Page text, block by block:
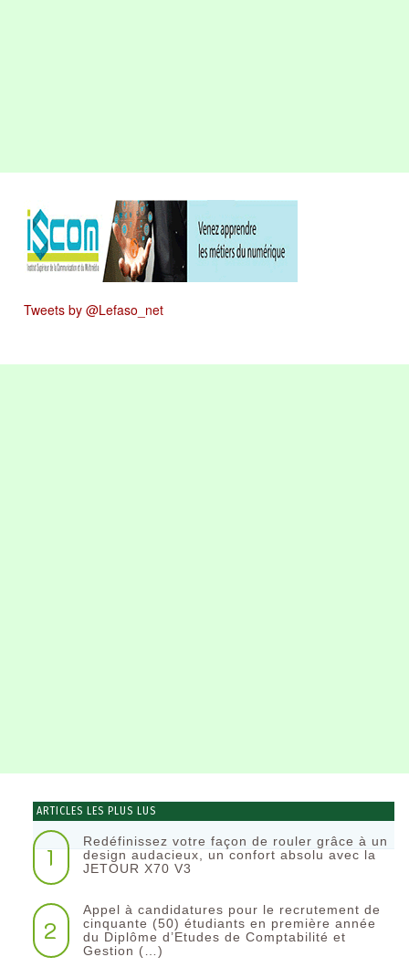
Tweets by @Lefaso_net
ARTICLES LES PLUS LUS
1
Redéfinissez votre façon de rouler grâce à un
design audacieux, un confort absolu avec la
JETOUR X70 V3
2
Appel à candidatures pour le recrutement de
cinquante (50) étudiants en première année
du Diplôme d’Etudes de Comptabilité et
Gestion (…)